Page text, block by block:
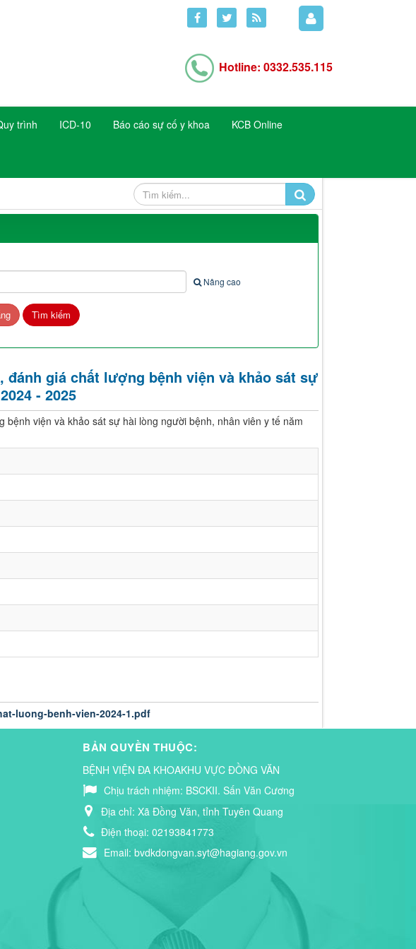
Hotline: 0332.535.115
trình ICD-10 Báo cáo sự cố y khoa KCB Online
Nâng cao
đánh giá chất lượng bệnh viện và khảo sát sự
- 2025
viện và khảo sát sự hài lòng người bệnh, nhân viên y tế năm
luong-benh-vien-2024-1.pdf
BẢN QUYỀN THUỘC:
BỆNH VIỆN ĐA KHOAKHU VỰC ĐỒNG VĂN
Chịu trách nhiệm: BSCKII. Sấn Văn Cương
Địa chỉ: Xã Đồng Văn, tỉnh Tuyên Quang
Điện thoại: 02193841773
Email: bvdkdongvan.syt@hagiang.gov.vn